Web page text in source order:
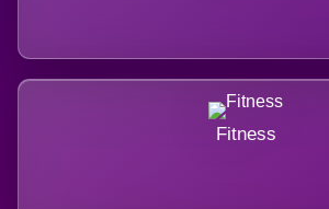
Fitness